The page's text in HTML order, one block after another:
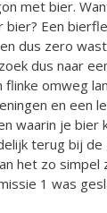
met bier.
Een
dus zero
dus naar
flinke omweg
en een
waarin je bier
terug bij
het zo simpel
1 was